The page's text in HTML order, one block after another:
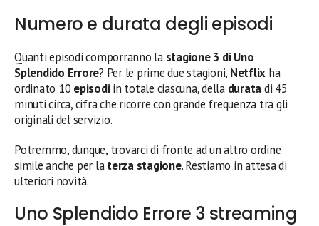
Numero e durata degli episodi
Quanti episodi comporranno la stagione 3 di Uno
Splendido Errore? Per le prime due stagioni, Netflix ha
ordinato 10 episodiin totale ciascuna, della duratadi 45
minuti circa, cifra che ricorre con grande frequenza tra gli
originali del servizio.
Potremmo, dunque, trovarci di fronte ad un altro ordine
simile anche per laterza stagione. Restiamo in attesa di
ulteriori novità.
Uno Splendido Errore 3 streaming